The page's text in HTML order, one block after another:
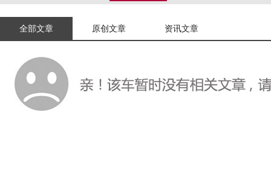
全部文章 原创文章 资讯文章